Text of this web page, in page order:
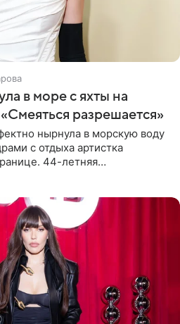
в море с яхты на
разрешается»
нырнула в морскую воду
с отдыха артистка
44-летняя